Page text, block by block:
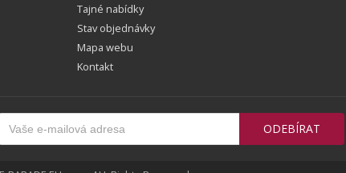
Tajné nabídky
Stav objednávky
Mapa webu
Kontakt
ODEBÍRAT